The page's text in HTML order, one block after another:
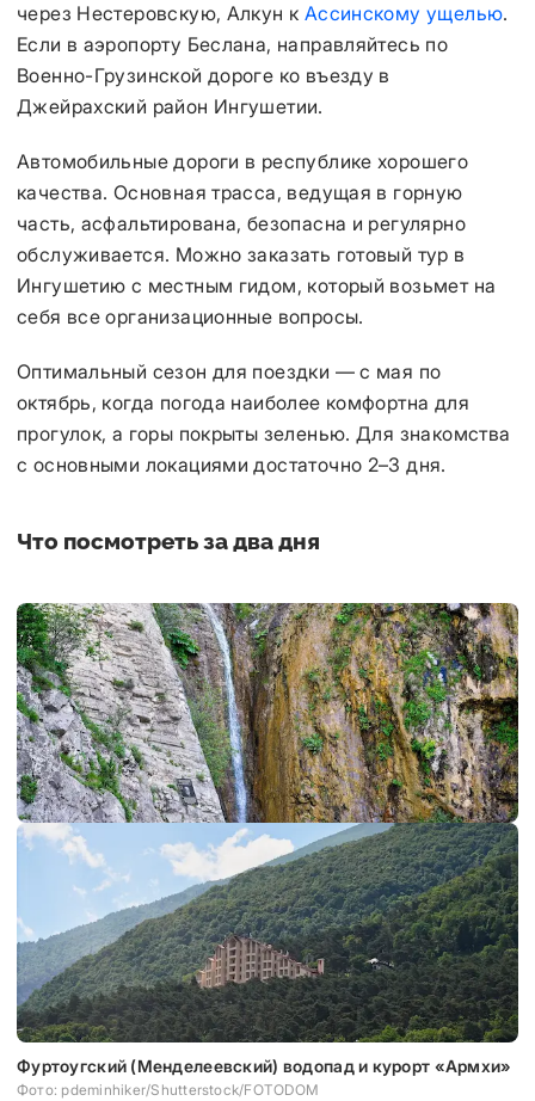
через Нестеровскую, Алкун к Ассинскому ущелью.
Если в аэропорту Беслана, направляйтесь по
Военно-Грузинской дороге ко въезду в
Джейрахский район Ингушетии.
Автомобильные дороги в республике хорошего
качества. Основная трасса, ведущая в горную
часть, асфальтирована, безопасна и регулярно
обслуживается. Можно заказать готовый тур в
Ингушетию с местным гидом, который возьмет на
себя все организационные вопросы.
Оптимальный сезон для поездки — с мая по
октябрь, когда погода наиболее комфортна для
прогулок, а горы покрыты зеленью. Для знакомства
с основными локациями достаточно 2–3 дня.
Что посмотреть за два дня
Фуртоугский (Менделеевский) водопад и курорт «Армхи»
Фото: pdeminhiker/Shutterstock/FOTODOM